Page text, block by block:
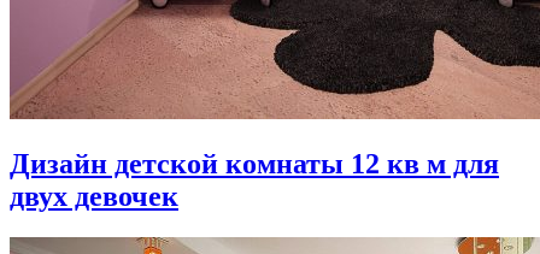
Дизайн детской комнаты 12 кв м для
двух девочек